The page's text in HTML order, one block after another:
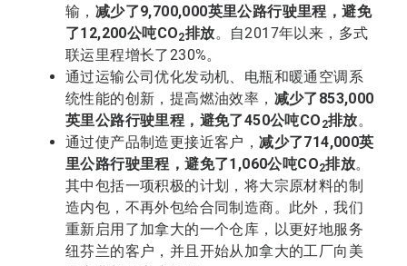
输， 减少了9,700,000英里公路行驶里程，避免
了12,200公吨CO2排放。自2017年以来，多式
联运里程增长了230%。
通过运输公司优化发动机、电瓶和暖通空调系
统性能的创新，提高燃油效率， 减少了853,000
英里公路行驶里程，避免了450公吨CO 2排放。
通过使产品制造更接近客户，减少了714,000英
里公路行驶里程，避免了1,060公吨CO2排放。
其中包括一项积极的计划，将大宗原材料的制
造内包，不再外包给合同制造商。此外，我们
重新启用了加拿大的一个仓库，以更好地服务
纽芬兰的客户，并且开始从加拿大的工厂向美